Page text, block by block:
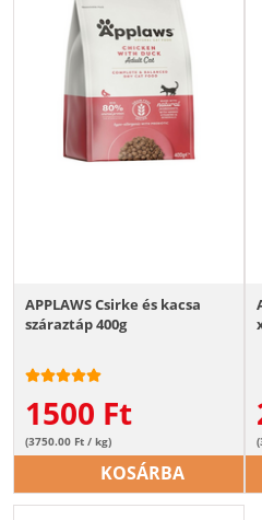
APPLAWS Csirke és kacsa
száraztáp 400g
1500 Ft
(3750.00 Ft / kg)
KOSÁRBA